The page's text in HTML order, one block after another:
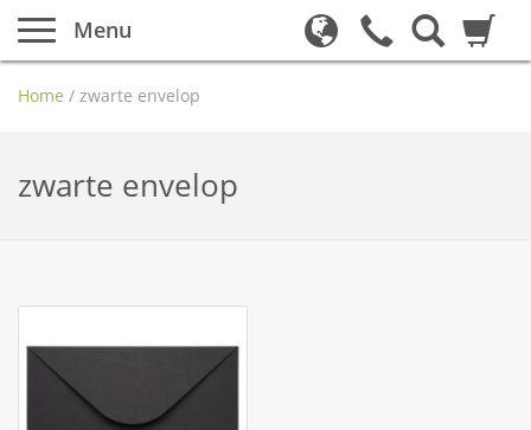
Menu
Home / zwarte envelop
zwarte envelop